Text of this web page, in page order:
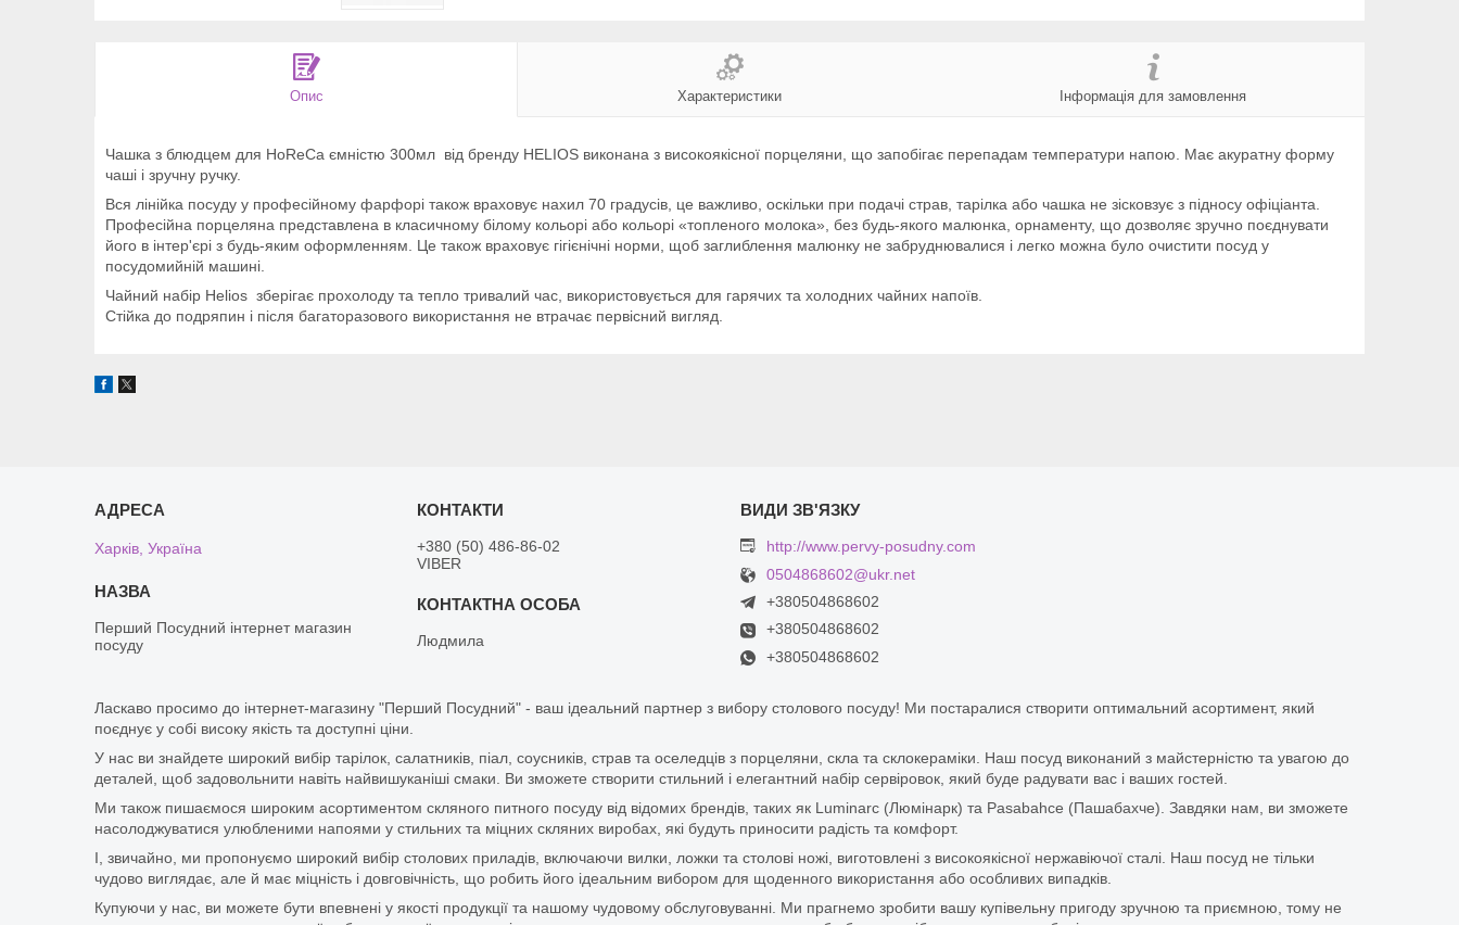
Опис Характеристики Інформація для замовлення
Чашка з блюдцем для HoReCa ємністю 300мл від бренду HELIOS виконана з високоякісної порцеляни, що запобігає перепадам температури напою. Має акуратну форму
чаші і зручну ручку.
Вся лінійка посуду у професійному фарфорі також враховує нахил 70 градусів, це важливо, оскільки при подачі страв, тарілка або чашка не зісковзує з підносу офіціанта.
Професійна порцеляна представлена ​​в класичному білому кольорі або кольорі «топленого молока», без будь-якого малюнка, орнаменту, що дозволяє зручно поєднувати
його в інтер'єрі з будь-яким оформленням. Це також враховує гігієнічні норми, щоб заглиблення малюнку не забруднювалися і легко можна було очистити посуд у
посудомийній машині.
Чайний набір Helios зберігає прохолоду та тепло тривалий час, використовується для гарячих та холодних чайних напоїв.
Стійка до подряпин і після багаторазового використання не втрачає первісний вигляд.
Харків, Україна
Перший Посудний інтернет магазин
посуду
+380 (50) 486-86-02
VIBER
Людмила
http://www.pervy-posudny.com
0504868602@ukr.net
+380504868602
+380504868602
+380504868602
Ласкаво просимо до інтернет-магазину "Перший Посудний" - ваш ідеальний партнер з вибору столового посуду! Ми постаралися створити оптимальний асортимент, який
поєднує у собі високу якість та доступні ціни.
У нас ви знайдете широкий вибір тарілок, салатників, піал, соусників, страв та оселедців з порцеляни, скла та склокераміки. Наш посуд виконаний з майстерністю та увагою до
деталей, щоб задовольнити навіть найвишуканіші смаки. Ви зможете створити стильний і елегантний набір сервіровок, який буде радувати вас і ваших гостей.
Ми також пишаємося широким асортиментом скляного питного посуду від відомих брендів, таких як Luminarc (Люмінарк) та Pasabahce (Пашабахче). Завдяки нам, ви зможете
насолоджуватися улюбленими напоями у стильних та міцних скляних виробах, які будуть приносити радість та комфорт.
І, звичайно, ми пропонуємо широкий вибір столових приладів, включаючи вилки, ложки та столові ножі, виготовлені з високоякісної нержавіючої сталі. Наш посуд не тільки
чудово виглядає, але й має міцність і довговічність, що робить його ідеальним вибором для щоденного використання або особливих випадків.
Купуючи у нас, ви можете бути впевнені у якості продукції та нашому чудовому обслуговуванні. Ми прагнемо зробити вашу купівельну пригоду зручною та приємною, тому не